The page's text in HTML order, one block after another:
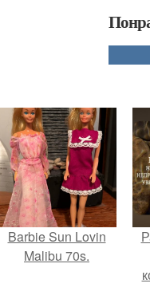
Barbie Sun Lovin
Malibu 70s.